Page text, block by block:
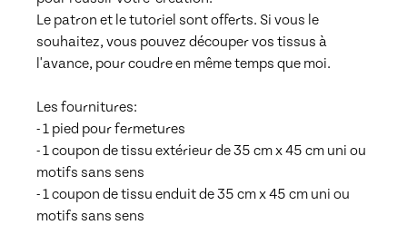
Le patron et le tutoriel sont offerts. Si vous le
souhaitez, vous pouvez découper vos tissus à
l'avance, pour coudre en même temps que moi.
Les fournitures:
- 1 pied pour fermetures
- 1 coupon de tissu extérieur de 35 cm x 45 cm uni ou
motifs sans sens
- 1 coupon de tissu enduit de 35 cm x 45 cm uni ou
motifs sans sens